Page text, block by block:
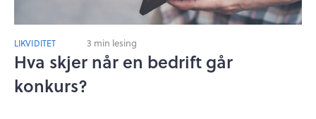
LIKVIDITET 3 min lesing
Hva skjer når en bedrift går
konkurs?